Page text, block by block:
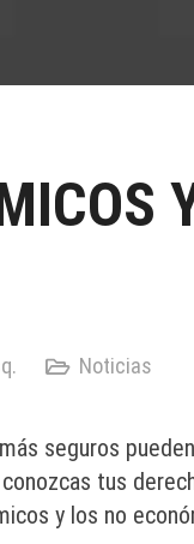
Noticias
seguros
tus
y los no